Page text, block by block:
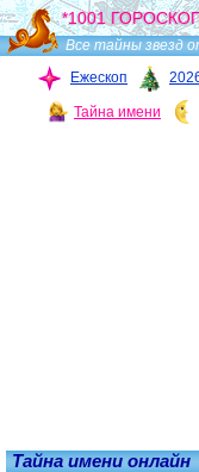
*1001
Все тайны звезд
Ежескоп
Тайна имени
Тайна имени онлайн